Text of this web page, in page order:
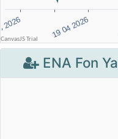
ENA Fon